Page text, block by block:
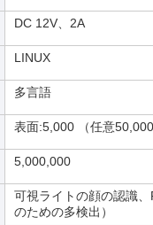
DC 12V、2A
LINUX
多言語
表面:5,000 （任意
5,000,000
可視ライトの顔の認識
のための多検出）